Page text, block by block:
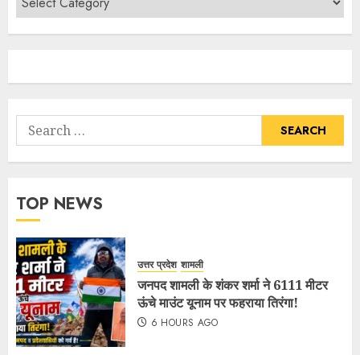
TOP NEWS
उत्तर प्रदेश शामली
जनपद शामली के शंकर शर्मा ने 6111 मीटर
ऊंचे माउंट यूनाम पर फहराया तिरंगा!
6 HOURS AGO